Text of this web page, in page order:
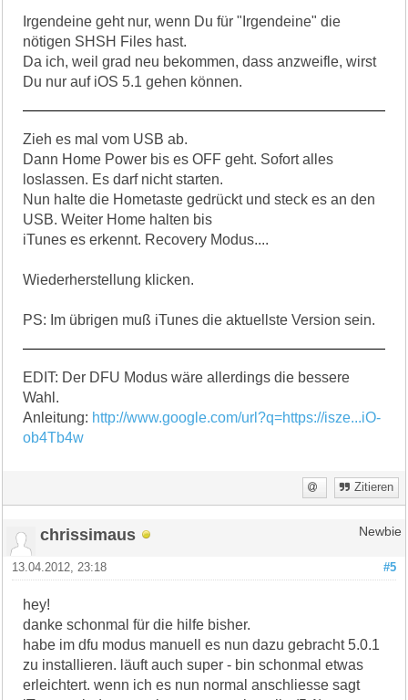
Irgendeine geht nur, wenn Du für "Irgendeine" die
nötigen SHSH Files hast.
Da ich, weil grad neu bekommen, dass anzweifle, wirst
Du nur auf iOS 5.1 gehen können.
Zieh es mal vom USB ab.
Dann Home Power bis es OFF geht. Sofort alles
loslassen. Es darf nicht starten.
Nun halte die Hometaste gedrückt und steck es an den
USB. Weiter Home halten bis
iTunes es erkennt. Recovery Modus....
Wiederherstellung klicken.
PS: Im übrigen muß iTunes die aktuellste Version sein.
EDIT: Der DFU Modus wäre allerdings die bessere
Wahl.
Anleitung: http://www.google.com/url?q=https://isze...iO-
ob4Tb4w
Zitieren
chrissimaus Newbie
#5
13.04.2012, 23:18
hey!
danke schonmal für die hilfe bisher.
habe im dfu modus manuell es nun dazu gebracht 5.0.1
zu installieren. läuft auch super - bin schonmal etwas
erleichtert. wenn ich es nun normal anschliesse sagt